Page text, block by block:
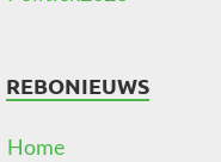
REBONIEUWS
Home